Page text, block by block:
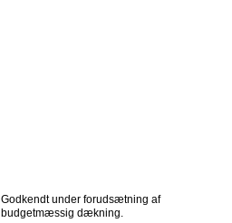
Godkendt under forudsætning af
budgetmæssig dækning.